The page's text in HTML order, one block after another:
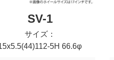
SV-1
サイズ：
5H 66.6φ